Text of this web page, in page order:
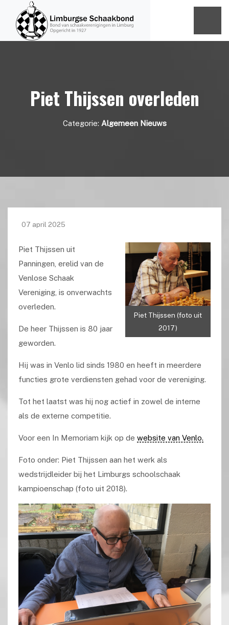
Piet Thijssen overleden
Categorie: Algemeen Nieuws
07 april 2025
Piet Thijssen (foto uit
2017)
Piet Thijssen uit
Panningen, erelid van de
Venlose Schaak
Vereniging, is onverwachts
overleden.
De heer Thijssen is 80 jaar
geworden.
Hij was in Venlo lid sinds 1980 en heeft in meerdere
functies grote verdiensten gehad voor de vereniging.
Tot het laatst was hij nog actief in zowel de interne
als de externe competitie.
Voor een In Memoriam kijk op dewebsite van Venlo.
Foto onder: Piet Thijssen aan het werk als
wedstrijdleider bij het Limburgs schoolschaak
kampioenschap (foto uit 2018).